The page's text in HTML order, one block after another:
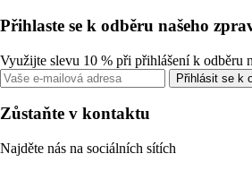
Přihlaste se k odběru našeho
Využijte slevu 10 % při přihlášení k odběru
Přihlásit se k
Zůstaňte v kontaktu
Najděte nás na sociálních sítích